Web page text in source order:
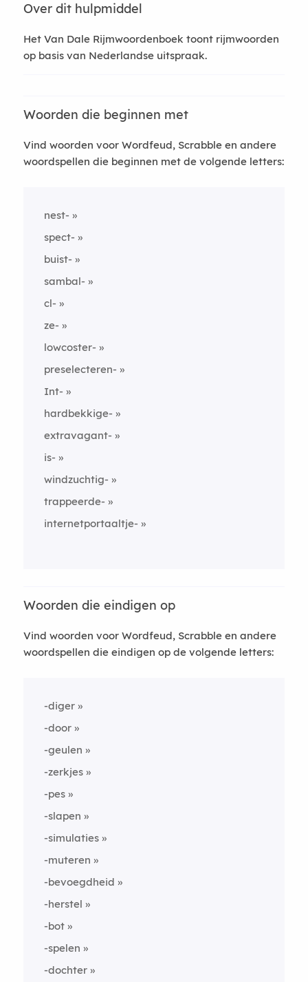
Over dit hulpmiddel
Het Van Dale Rijmwoordenboek toont rijmwoorden
op basis van Nederlandse uitspraak.
Woorden die beginnen met
Vind woorden voor Wordfeud, Scrabble en andere
woordspellen die beginnen met de volgende letters:
nest-
spect-
buist-
sambal-
cl-
ze-
lowcoster-
preselecteren-
Int-
hardbekkige-
extravagant-
is-
windzuchtig-
trappeerde-
internetportaaltje-
Woorden die eindigen op
Vind woorden voor Wordfeud, Scrabble en andere
woordspellen die eindigen op de volgende letters:
-diger
-door
-geulen
-zerkjes
-pes
-slapen
-simulaties
-muteren
-bevoegdheid
-herstel
-bot
-spelen
-dochter